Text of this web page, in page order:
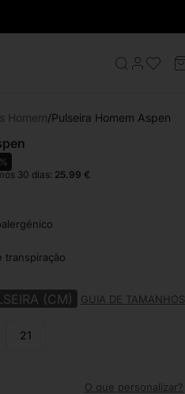
Homem Pulseira Homem Aspen
30 dias: 25.99 €
transpiração
(CM) GUIA DE TAMANHOS
21
O que personalizar?